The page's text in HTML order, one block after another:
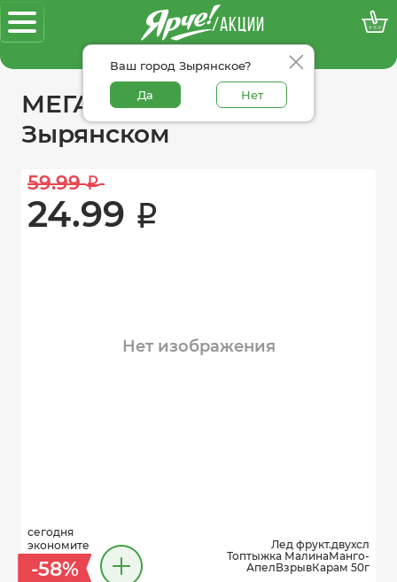
/АКЦИИ
Ваш город Зырянское?
Да Нет
100% достоверные акции
МЕГАакции «Ярче!» в
Зырянском
59.99 i
24.99 i
Нет изображения
сегодня
экономите
-58%
Лед фрукт.двухсл
Топтыжка МалинаМанго-
АпелВзрывКарам 50г